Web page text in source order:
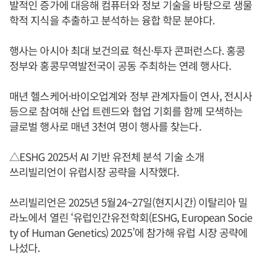
발적인 증가에 대응해 컴퓨터와 정보 기술을 바탕으로 생물
학적 지식을 추출하고 분석하는 융합 학문 분야다.
행사는 아시아 최대 보건의료 혁신·투자 콘퍼런스다. 홍콩
정부와 홍콩무역발전국이 공동 주최하는 연례 행사다.
매년 헬스케어·바이오업계와 정부 관계자들이 연사, 전시사
등으로 참여해 산업 트렌드와 협업 기회를 함께 모색하는
글로벌 행사로 매년 3천여 명이 행사를 찾는다.
△ESHG 2025서 AI 기반 유전체 분석 기술 소개
쓰리빌리언이 유럽시장 공략을 시작했다.
쓰리빌리언은 2025년 5월24~27일(현지시간) 이탈리아 밀
라노에서 열린 ‘유럽인간유전학회(ESHG, European Socie
ty of Human Genetics) 2025’에 참가해 유럽 시장 공략에
나섰다.